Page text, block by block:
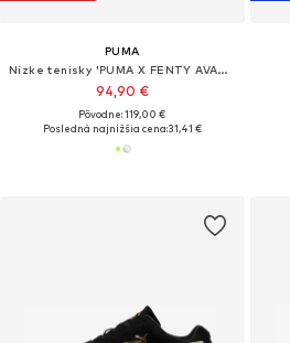
PUMA
Nízke tenisky 'PUMA X FENTY AVANTI LS-X'
94,90 €
Pôvodne: 119,00 €
Posledná najnižšia cena:31,41 €